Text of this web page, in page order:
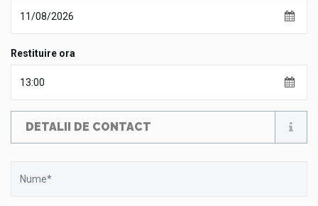
Restituire ora
DETALII DE CONTACT